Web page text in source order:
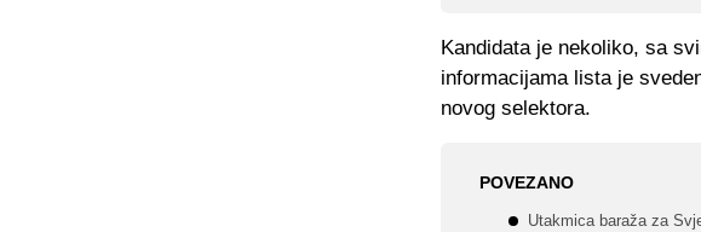
Kandidata je nekoliko, sa
informacijama lista je
novog selektora.
POVEZANO
Utakmica baraža za